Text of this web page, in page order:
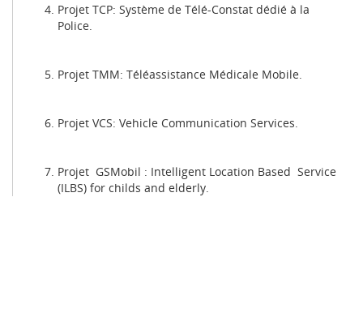
Projet TCP: Système de Télé-Constat dédié à la
Police.
Projet TMM: Téléassistance Médicale Mobile.
Projet VCS: Vehicle Communication Services.
Projet GSMobil : Intelligent Location Based Service
(ILBS) for childs and elderly.